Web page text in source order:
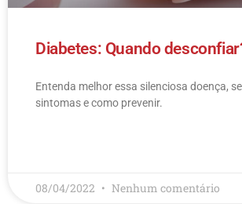
Diabetes: Quando
Entenda melhor essa silenciosa doença,
sintomas e como prevenir.
08/04/2022 Nenhum comentário